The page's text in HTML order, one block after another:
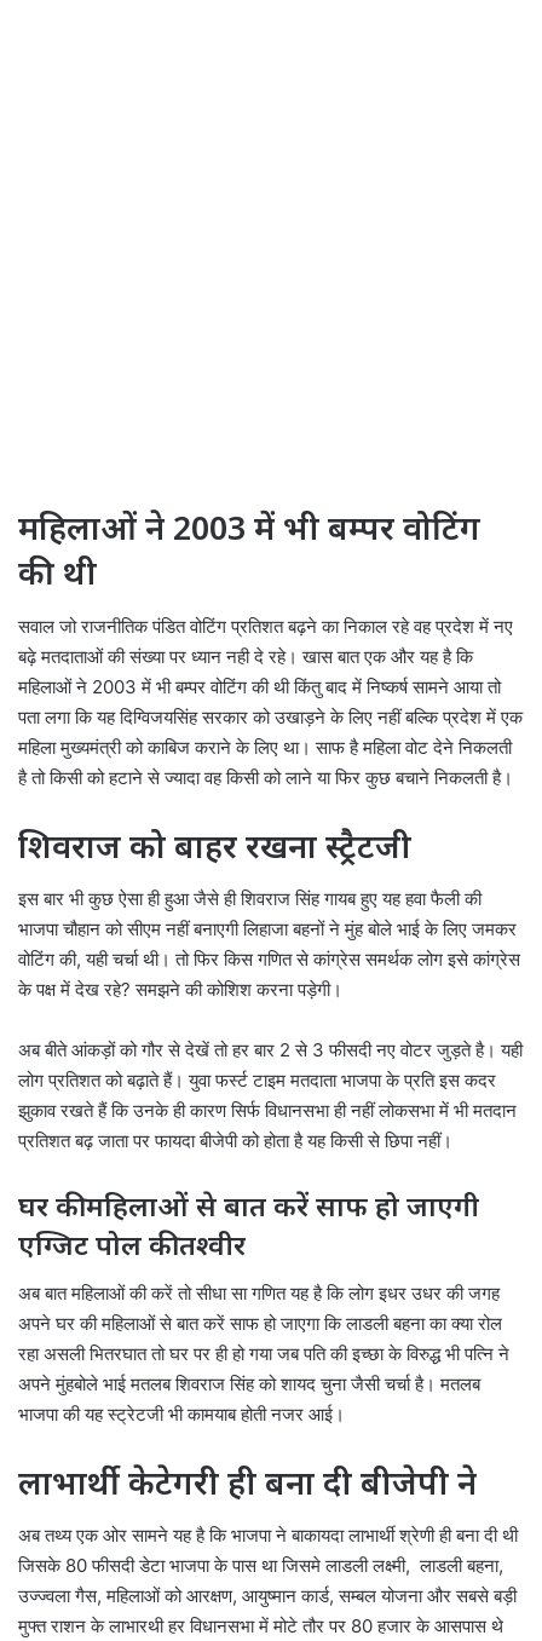
महिलाओं ने 2003 में भी बम्पर वोटिंग
की थी
सवाल जो राजनीतिक पंडित वोटिंग प्रतिशत बढ़ने का निकाल रहे वह प्रदेश में नए
बढ़े मतदाताओं की संख्या पर ध्यान नही दे रहे। खास बात एक और यह है कि
महिलाओं ने 2003 में भी बम्पर वोटिंग की थी किंतु बाद में निष्कर्ष सामने आया तो
पता लगा कि यह दिग्विजयसिंह सरकार को उखाड़ने के लिए नहीं बल्कि प्रदेश में एक
महिला मुख्यमंत्री को काबिज कराने के लिए था। साफ है महिला वोट देने निकलती
है तो किसी को हटाने से ज्यादा वह किसी को लाने या फिर कुछ बचाने निकलती है।
शिवराज को बाहर रखना स्ट्रैटजी
इस बार भी कुछ ऐसा ही हुआ जैसे ही शिवराज सिंह गायब हुए यह हवा फैली की
भाजपा चौहान को सीएम नहीं बनाएगी लिहाजा बहनों ने मुंह बोले भाई के लिए जमकर
वोटिंग की, यही चर्चा थी। तो फिर किस गणित से कांग्रेस समर्थक लोग इसे कांग्रेस
के पक्ष में देख रहे? समझने की कोशिश करना पड़ेगी।
अब बीते आंकड़ों को गौर से देखें तो हर बार 2 से 3 फीसदी नए वोटर जुड़ते है। यही
लोग प्रतिशत को बढ़ाते हैं। युवा फर्स्ट टाइम मतदाता भाजपा के प्रति इस कदर
झुकाव रखते हैं कि उनके ही कारण सिर्फ विधानसभा ही नहीं लोकसभा में भी मतदान
प्रतिशत बढ़ जाता पर फायदा बीजेपी को होता है यह किसी से छिपा नहीं।
घर की महिलाओं से बात करें साफ हो जाएगी
एग्जिट पोल की तश्वीर
अब बात महिलाओं की करें तो सीधा सा गणित यह है कि लोग इधर उधर की जगह
अपने घर की महिलाओं से बात करें साफ हो जाएगा कि लाडली बहना का क्या रोल
रहा असली भितरघात तो घर पर ही हो गया जब पति की इच्छा के विरुद्ध भी पत्नि ने
अपने मुंहबोले भाई मतलब शिवराज सिंह को शायद चुना जैसी चर्चा है। मतलब
भाजपा की यह स्ट्रेटजी भी कामयाब होती नजर आई।
लाभार्थी केटेगरी ही बना दी बीजेपी ने
अब तथ्य एक ओर सामने यह है कि भाजपा ने बाकायदा लाभार्थी श्रेणी ही बना दी थी
जिसके 80 फीसदी डेटा भाजपा के पास था जिसमे लाडली लक्ष्मी, लाडली बहना,
उज्ज्वला गैस, महिलाओं को आरक्षण, आयुष्मान कार्ड, सम्बल योजना और सबसे बड़ी
मुफ्त राशन के लाभारथी हर विधानसभा में मोटे तौर पर 80 हजार के आसपास थे